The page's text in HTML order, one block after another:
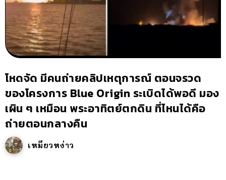
โหดจัด มีคนถ่ายคลิปเหตุการณ์ ตอนจรวด
ของโครงการ Blue Origin ระเบิดได้พอดี มอง
เผิน ๆ เหมือน พระอาทิตย์ตกดิน ที่ไหนได้คือ
ถ่ายตอนกลางคืน
เหมียวหง่าว